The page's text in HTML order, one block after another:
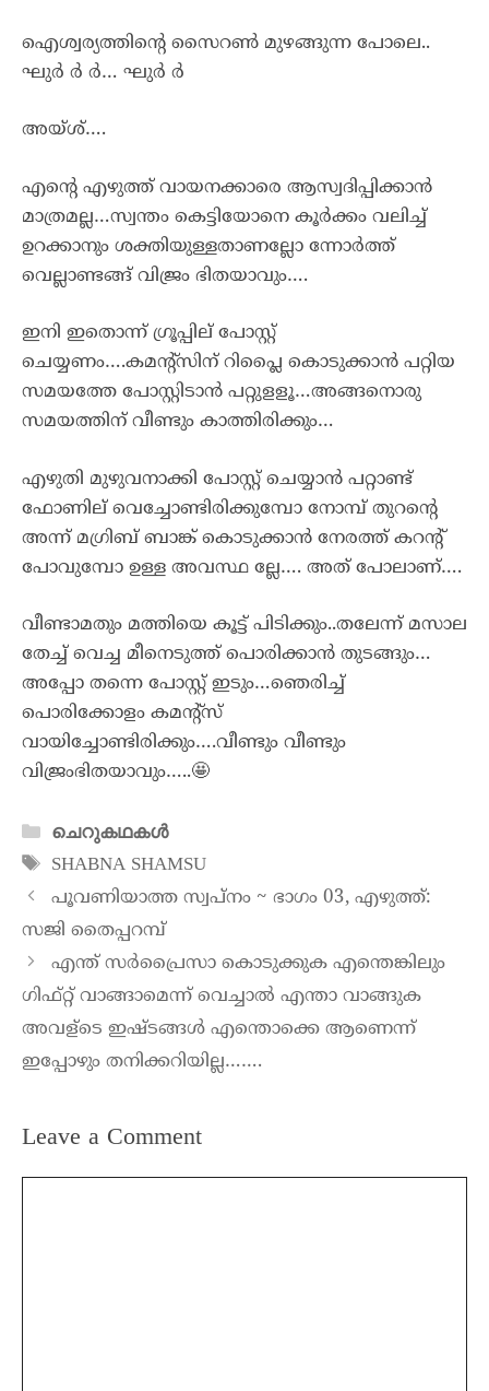
ഐശ്വര്യത്തിൻ്റെ സൈറൺ മുഴങ്ങുന്ന പോലെ..
ഘുർ ർ ർ… ഘുർ ർ
അയ്ശ്….
എൻ്റെ എഴുത്ത് വായനക്കാരെ ആസ്വദിപ്പിക്കാൻ
മാത്രമല്ല…സ്വന്തം കെട്ടിയോനെ കൂർക്കം വലിച്ച്
ഉറക്കാനും ശക്തിയുള്ളതാണല്ലോ ന്നോർത്ത്
വെല്ലാണ്ടങ്ങ് വിജ്രം ഭിതയാവും….
ഇനി ഇതൊന്ന് ഗ്രൂപ്പില് പോസ്റ്റ്
ചെയ്യണം….കമൻ്റ്സിന് റിപ്ലൈ കൊടുക്കാൻ പറ്റിയ
സമയത്തേ പോസ്റ്റിടാൻ പറ്റുളളൂ…അങ്ങനൊരു
സമയത്തിന് വീണ്ടും കാത്തിരിക്കും…
എഴുതി മുഴുവനാക്കി പോസ്റ്റ് ചെയ്യാൻ പറ്റാണ്ട്
ഫോണില് വെച്ചോണ്ടിരിക്കുമ്പോ നോമ്പ് തുറൻ്റെ
അന്ന് മഗ്രിബ് ബാങ്ക് കൊടുക്കാൻ നേരത്ത് കറൻ്റ്
പോവുമ്പോ ഉള്ള അവസ്ഥ ല്ലേ…. അത് പോലാണ്….
വീണ്ടാമതും മത്തിയെ കൂട്ട് പിടിക്കും..തലേന്ന് മസാല
തേച്ച് വെച്ച മീനെടുത്ത് പൊരിക്കാൻ തുടങ്ങും…
അപ്പോ തന്നെ പോസ്റ്റ് ഇടും…ഞെരിച്ച്
പൊരിക്കോളം കമൻ്റ്സ്
വായിച്ചോണ്ടിരിക്കും….വീണ്ടും വീണ്ടും
വിജ്രംഭിതയാവും…..🤩
ചെറുകഥകൾ
SHABNA SHAMSU
പൂവണിയാത്ത സ്വപ്നം ~ ഭാഗം 03, എഴുത്ത്:
സജി തൈപ്പറമ്പ്
എന്ത്‌ സർപ്രൈസാ കൊടുക്കുക എന്തെങ്കിലും
ഗിഫ്റ്റ് വാങ്ങാമെന്ന് വെച്ചാൽ എന്താ വാങ്ങുക
അവള്ടെ ഇഷ്ടങ്ങൾ എന്തൊക്കെ ആണെന്ന്
ഇപ്പോഴും തനിക്കറിയില്ല…….
Leave a Comment